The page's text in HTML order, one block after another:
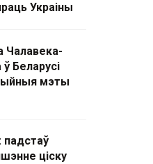
Украіны
Чалавека-
Беларусі
мэты
ціску